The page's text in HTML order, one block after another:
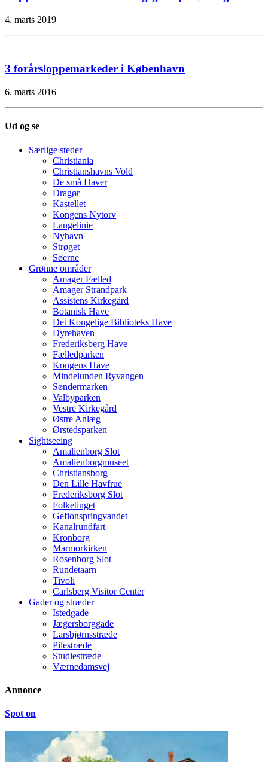
4. marts 2019
3 forårsloppemarkeder i København
6. marts 2016
Ud og se
Særlige steder
Christiania
Christianshavns Vold
De små Haver
Dragør
Kastellet
Kongens Nytorv
Langelinie
Nyhavn
Strøget
Søerne
Grønne områder
Amager Fælled
Amager Strandpark
Assistens Kirkegård
Botanisk Have
Det Kongelige Biblioteks Have
Dyrehaven
Frederiksberg Have
Fælledparken
Kongens Have
Mindelunden Ryvangen
Søndermarken
Valbyparken
Vestre Kirkegård
Østre Anlæg
Ørstedsparken
Sightseeing
Amalienborg Slot
Amalienborgmuseet
Christiansborg
Den Lille Havfrue
Frederiksborg Slot
Folketinget
Gefionspringvandet
Kanalrundfart
Kronborg
Marmorkirken
Rosenborg Slot
Rundetaarn
Tivoli
Carlsberg Visitor Center
Gader og stræder
Istedgade
Jægersborggade
Larsbjørnsstræde
Pilestræde
Studiestræde
Værnedamsvej
Annonce
Spot on